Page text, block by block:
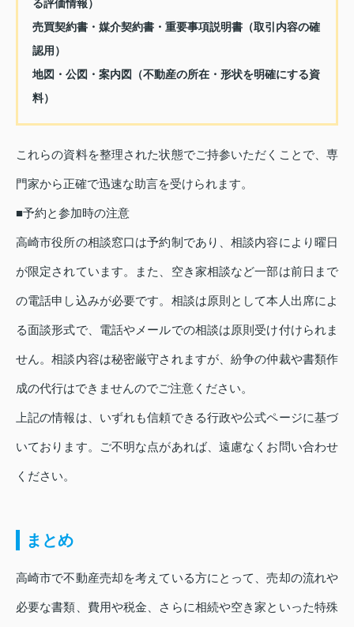
る評価情報）
売買契約書・媒介契約書・重要事項説明書（取引内容の確
認用）
地図・公図・案内図（不動産の所在・形状を明確にする資
料）
これらの資料を整理された状態でご持参いただくことで、専
門家から正確で迅速な助言を受けられます。
■予約と参加時の注意
高崎市役所の相談窓口は予約制であり、相談内容により曜日
が限定されています。また、空き家相談など一部は前日まで
の電話申し込みが必要です。相談は原則として本人出席によ
る面談形式で、電話やメールでの相談は原則受け付けられま
せん。相談内容は秘密厳守されますが、紛争の仲裁や書類作
成の代行はできませんのでご注意ください。
上記の情報は、いずれも信頼できる行政や公式ページに基づ
いております。ご不明な点があれば、遠慮なくお問い合わせ
ください。
まとめ
高崎市で不動産売却を考えている方にとって、売却の流れや
必要な書類、費用や税金、さらに相続や空き家といった特殊